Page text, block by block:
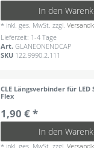
In den
* inkl. ges. MwSt. zzgl.
Lieferzeit: 1-4 Tage
Art.GLANEONENDCAP
SKU 122.9990.2.111
CLE Längsverbinder für LED
Flex
1,90 € *
In den
* inkl. ges. MwSt. zzgl.